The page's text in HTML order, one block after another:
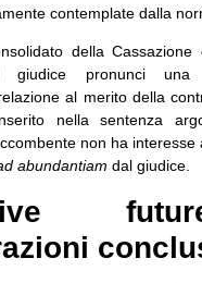
contemplate dalla
della
pronunci una
al merito della
nella sentenza
non ha interesse
abundantiam dal giudice.